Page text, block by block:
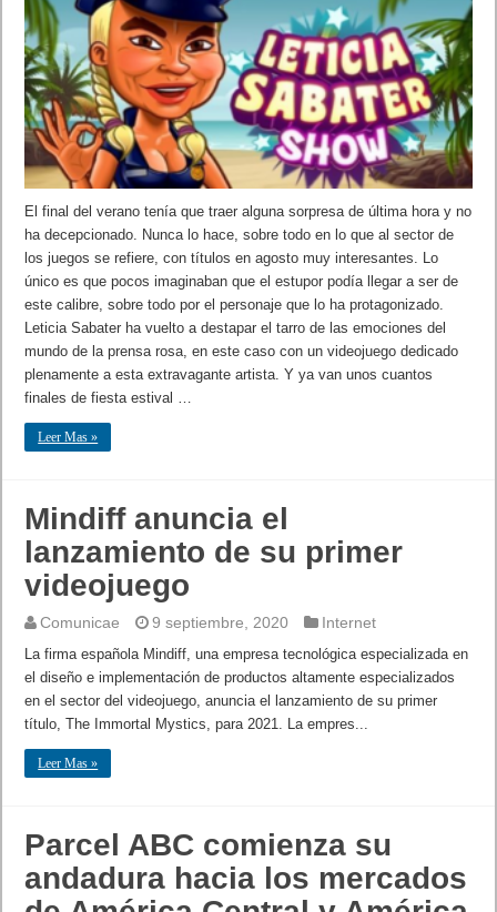
El final del verano tenía que traer alguna sorpresa de última hora y no
ha decepcionado. Nunca lo hace, sobre todo en lo que al sector de
los juegos se refiere, con títulos en agosto muy interesantes. Lo
único es que pocos imaginaban que el estupor podía llegar a ser de
este calibre, sobre todo por el personaje que lo ha protagonizado.
Leticia Sabater ha vuelto a destapar el tarro de las emociones del
mundo de la prensa rosa, en este caso con un videojuego dedicado
plenamente a esta extravagante artista. Y ya van unos cuantos
finales de fiesta estival …
Leer Mas »
Mindiff anuncia el
lanzamiento de su primer
videojuego
Comunicae 9 septiembre, 2020 Internet
La firma española Mindiff, una empresa tecnológica especializada en
el diseño e implementación de productos altamente especializados
en el sector del videojuego, anuncia el lanzamiento de su primer
título, The Immortal Mystics, para 2021. La empres...
Leer Mas »
Parcel ABC comienza su
andadura hacia los mercados